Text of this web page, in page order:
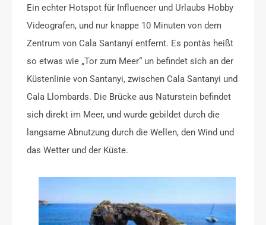
Ein echter Hotspot für Influencer und Urlaubs Hobby
Videografen, und nur knappe 10 Minuten von dem
Zentrum von Cala Santanyí entfernt. Es pontàs heißt
so etwas wie „Tor zum Meer“ un befindet sich an der
Küstenlinie von Santanyi, zwischen Cala Santanyi und
Cala Llombards. Die Brücke aus Naturstein befindet
sich direkt im Meer, und wurde gebildet durch die
langsame Abnutzung durch die Wellen, den Wind und
das Wetter und der Küste.